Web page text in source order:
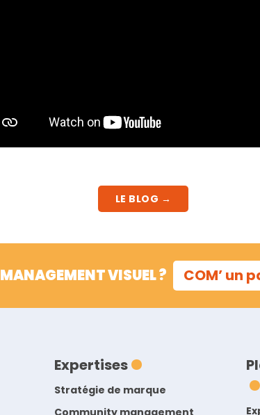
LE BLOG →
VISUEL ? COM’ un
Expertises
Stratégie de marque
Community management